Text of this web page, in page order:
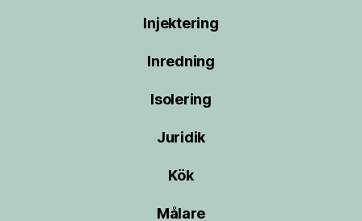
Injektering
Inredning
Isolering
Juridik
Kök
Målare